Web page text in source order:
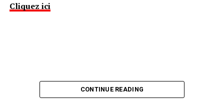
Cliquez ici
CONTINUE READING